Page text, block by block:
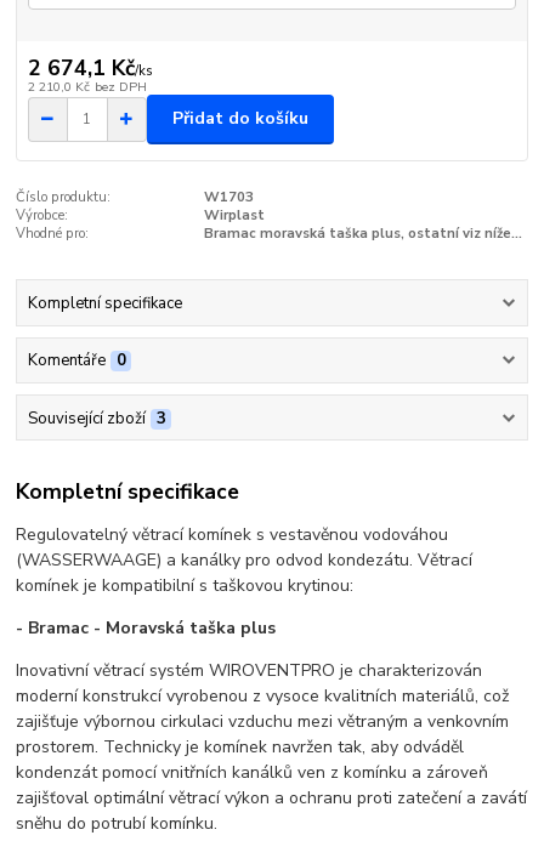
2 674,1 Kč/ks
2 210,0 Kč bez DPH
Přidat do košíku
Číslo produktu:
W1703
Výrobce:
Wirplast
Vhodné pro:
Bramac moravská taška plus, ostatní viz níže...
Kompletní specifikace
Komentáře 0
Související zboží 3
Kompletní specifikace
Regulovatelný větrací komínek s vestavěnou vodováhou
(WASSERWAAGE) a kanálky pro odvod kondezátu. Větrací
komínek je kompatibilní s taškovou krytinou:
- Bramac - Moravská taška plus
Inovativní větrací systém WIROVENTPRO je charakterizován
moderní konstrukcí vyrobenou z vysoce kvalitních materiálů, což
zajišťuje výbornou cirkulaci vzduchu mezi větraným a venkovním
prostorem. Technicky je komínek navržen tak, aby odváděl
kondenzát pomocí vnitřních kanálků ven z komínku a zároveň
zajišťoval optimální větrací výkon a ochranu proti zatečení a zavátí
sněhu do potrubí komínku.